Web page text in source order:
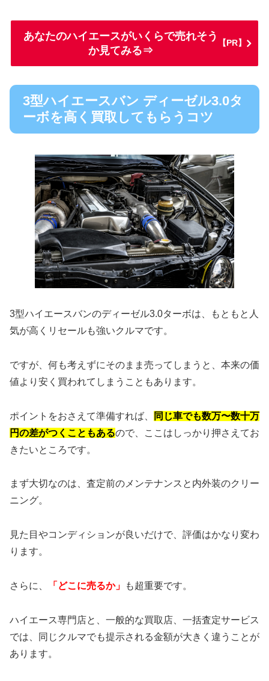
あなたのハイエースがいくらで売れそう
か見てみる⇒
【PR】
3型ハイエースバン ディーゼル3.0タ
ーボを高く買取してもらうコツ
3型ハイエースバンのディーゼル3.0ターボは、もともと人
気が高くリセールも強いクルマです。
ですが、何も考えずにそのまま売ってしまうと、本来の価
値より安く買われてしまうこともあります。
ポイントをおさえて準備すれば、
同じ車でも数万〜数十万
円の差がつくこともあるので、ここはしっかり押さえてお
きたいところです。
まず大切なのは、査定前のメンテナンスと内外装のクリー
ニング。
見た目やコンディションが良いだけで、評価はかなり変わ
ります。
さらに、 「どこに売るか」 も超重要です。
ハイエース専門店と、一般的な買取店、一括査定サービス
では、同じクルマでも提示される金額が大きく違うことが
あります。